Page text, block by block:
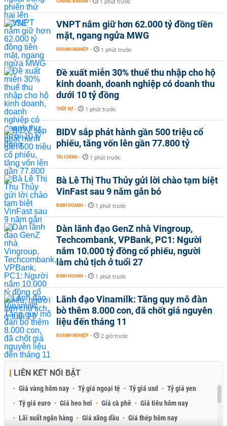
1 phút trước
VNPT nắm giữ hơn 62.000 tỷ đồng tiền
mặt, ngang ngửa MWG
DOANH NGHIỆP - 1 phút trước
Đề xuất miễn 30% thuế thu nhập cho hộ
kinh doanh, doanh nghiệp có doanh thu
dưới 10 tỷ đồng
THỜI SỰ - 1 phút trước
BIDV sắp phát hành gần 500 triệu cổ
phiếu, tăng vốn lên gần 77.800 tỷ
TÀI CHÍNH - 1 phút trước
Bà Lê Thị Thu Thủy gửi lời chào tạm biệt
VinFast sau 9 năm gắn bó
KINH DOANH - 1 phút trước
Dàn lãnh đạo GenZ nhà Vingroup,
Techcombank, VPBank, PC1: Người
nắm 10.000 tỷ đồng cổ phiếu, người
làm chủ tịch ở tuổi 27
KINH DOANH - 1 phút trước
Lãnh đạo Vinamilk: Tăng quy mô đàn
bò thêm 8.000 con, đã chốt giá nguyên
liệu đến tháng 11
DOANH NGHIỆP - 2 giờ trước
LIÊN KẾT NỔI BẬT
Giá vàng hôm nay Tỷ giá ngoại tệ Tỷ giá usd
Tỷ giá yen
Tỷ giá euro
Giá heo hơi Giá cà phê
Giá tiêu hôm nay
Lãi suất ngân hàng
Giá xăng dầu Giá thép hôm nay